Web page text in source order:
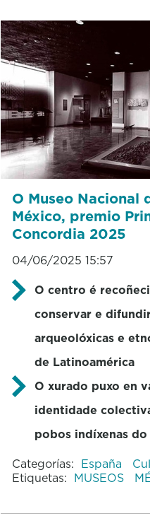
O Museo
México, premio
Concordia 2025
04/06/2025 15:57
O centro é
conservar e
arqueolóxicas e
de Latinoamérica
O xurado puxo en
identidade
pobos indíxenas do
Categorías: España
Etiquetas: MUSEOS